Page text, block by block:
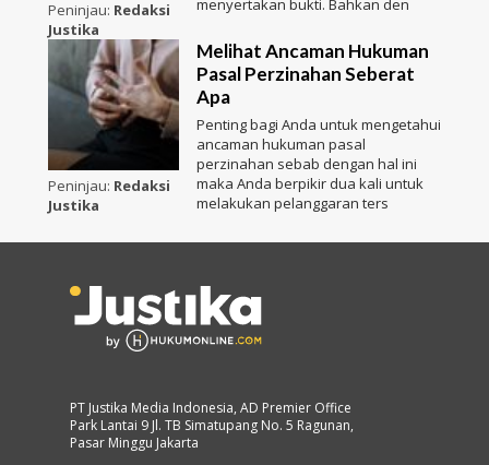
Peninjau: Redaksi
Justika
menyertakan bukti. Bahkan den
Peninjau: Redaksi
Justika
Melihat Ancaman Hukuman
Pasal Perzinahan Seberat
Apa
Penting bagi Anda untuk mengetahui
ancaman hukuman pasal
perzinahan sebab dengan hal ini
maka Anda berpikir dua kali untuk
melakukan pelanggaran ters
PT Justika Media Indonesia, AD Premier Office
Park Lantai 9 Jl. TB Simatupang No. 5 Ragunan,
Pasar Minggu Jakarta